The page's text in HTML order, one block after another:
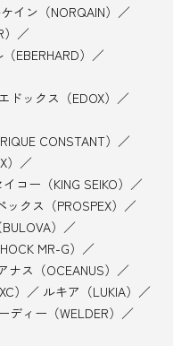
イン（NORQAIN）
EBERHARD）
エドックス（EDOX）
CONSTANT）
コー（KING SEIKO）
ックス（PROSPEX）
）
MR-G）
ナス（OCEANUS）
）
ルキア（LUKIA）
ディー（WELDER）